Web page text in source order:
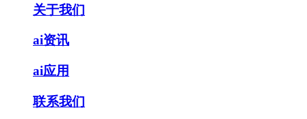
关于我们
ai资讯
ai应用
联系我们